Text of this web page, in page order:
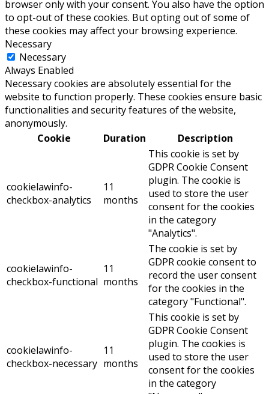
browser only with your consent. You also have the option
to opt-out of these cookies. But opting out of some of
these cookies may affect your browsing experience.
Necessary
Necessary
Always Enabled
Necessary cookies are absolutely essential for the
website to function properly. These cookies ensure basic
functionalities and security features of the website,
anonymously.
Cookie
Duration Description
cookielawinfo-
checkbox-analytics
11
months
This cookie is set by
GDPR Cookie Consent
plugin. The cookie is
used to store the user
consent for the cookies
in the category
"Analytics".
cookielawinfo-
checkbox-functional
11
months
The cookie is set by
GDPR cookie consent to
record the user consent
for the cookies in the
category "Functional".
cookielawinfo-
checkbox-necessary
11
months
This cookie is set by
GDPR Cookie Consent
plugin. The cookies is
used to store the user
consent for the cookies
in the category